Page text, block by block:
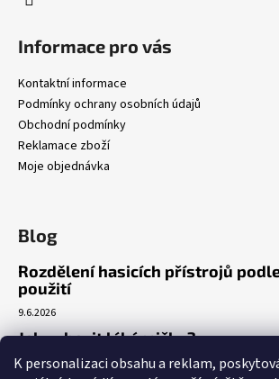
K personalizaci obsahu a reklam,
Informace pro vás
Kontaktní informace
Podmínky ochrany osobních údajů
Obchodní podmínky
Reklamace zboží
Moje objednávka
Blog
Rozdělení hasicích přístrojů
použití
9.6.2026
Jak vybavit lékárničku?
7.3.2026